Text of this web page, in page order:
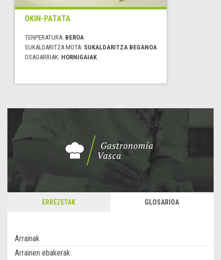
OKIN-PATATA
TENPERATURA: BEROA
SUKALDARITZA MOTA: SUKALDARITZA BEGANOA
OSAGARRIAK: HORNIGAIAK
ERREZETAK GLOSARIOA
Arrainak
Arrainen ebakerak